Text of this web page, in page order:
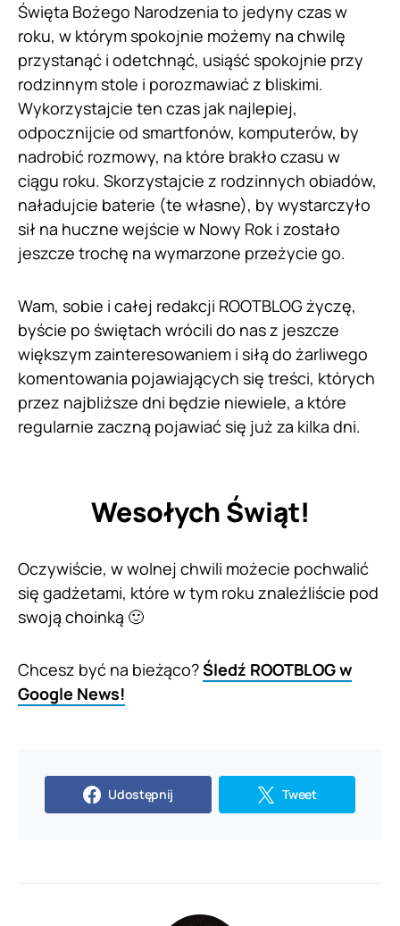
Święta Bożego Narodzenia to jedyny czas w
roku, w którym spokojnie możemy na chwilę
przystanąć i odetchnąć, usiąść spokojnie przy
rodzinnym stole i porozmawiać z bliskimi.
Wykorzystajcie ten czas jak najlepiej,
odpocznijcie od smartfonów, komputerów, by
nadrobić rozmowy, na które brakło czasu w
ciągu roku. Skorzystajcie z rodzinnych obiadów,
naładujcie baterie (te własne), by wystarczyło
sił na huczne wejście w Nowy Rok i zostało
jeszcze trochę na wymarzone przeżycie go.
Wam, sobie i całej redakcji ROOTBLOG życzę,
byście po świętach wrócili do nas z jeszcze
większym zainteresowaniem i siłą do żarliwego
komentowania pojawiających się treści, których
przez najbliższe dni będzie niewiele, a które
regularnie zaczną pojawiać się już za kilka dni.
Wesołych Świąt!
Oczywiście, w wolnej chwili możecie pochwalić
się gadżetami, które w tym roku znaleźliście pod
swoją choinką 🙂
Chcesz być na bieżąco?Śledź ROOTBLOG w
Google News!
Udostępnij Tweet